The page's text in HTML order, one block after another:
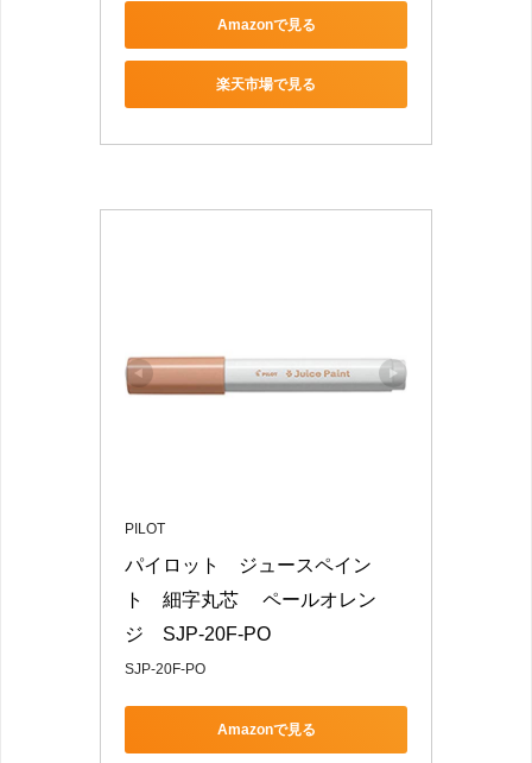
Amazonで見る
楽天市場で見る
PILOT
パイロット　ジュースペイン
ト　細字丸芯 　ペールオレン
ジ　SJP-20F-PO
SJP-20F-PO
Amazonで見る